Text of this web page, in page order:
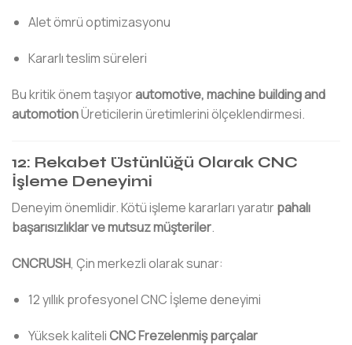
Alet ömrü optimizasyonu
Kararlı teslim süreleri
Bu kritik önem taşıyorautomotive, machine building and
automotionÜreticilerin üretimlerini ölçeklendirmesi.
12: Rekabet Üstünlüğü Olarak CNC
İşleme Deneyimi
Deneyim önemlidir. Kötü işleme kararları yaratırpahalı
başarısızlıklar ve mutsuz müşteriler.
CNCRUSH, Çin merkezli olarak sunar:
12 yıllık profesyonel CNC İşleme deneyimi
Yüksek kaliteliCNC Frezelenmiş parçalar